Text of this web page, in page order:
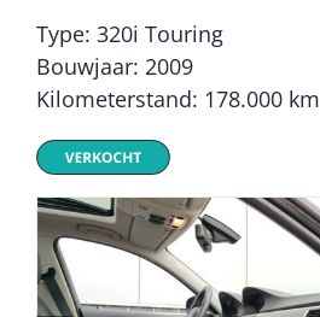
Type: 320i Touring
Bouwjaar: 2009
Kilometerstand: 178.000 km